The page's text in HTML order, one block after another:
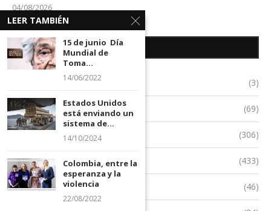
04/08/2026
CATEGORÍAS
Astronomia (3)
Clasificados (69)
Comunidad (306)
Deportes (433)
Ecología (46)
LEER TAMBIÉN
15 de junio Día
Mundial de
Toma...
14/06/2022
Estados Unidos
está enviando un
sistema de...
14/10/2024
Colombia, entre la
esperanza y la
violencia
22/08/2022